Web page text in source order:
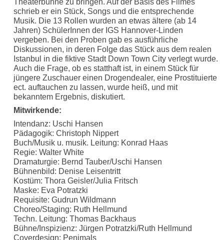
Theaterbühne zu bringen. Auf der Basis des Filmes
schrieb er ein Stück, Songs und die entsprechende
Musik. Die 13 Rollen wurden an etwas ältere (ab 14
Jahren) SchülerInnen der IGS Hannover-Linden
vergeben. Bei den Proben gab es ausführliche
Diskussionen, in deren Folge das Stück aus dem realen
Istanbul in die fiktive Stadt Down Town City verlegt wurde.
Auch die Frage, ob es statthaft ist, in einem Stück für
jüngere Zuschauer einen Drogendealer, eine Prostituierte
ect. auftauchen zu lassen, wurde heiß, und mit
bekanntem Ergebnis, diskutiert.
Mitwirkende:
Intendanz: Uschi Hansen
Pädagogik: Christoph Nippert
Buch/Musik u. musik. Leitung: Konrad Haas
Regie: Walter White
Dramaturgie: Bernd Tauber/Uschi Hansen
Bühnenbild: Denise Leisentritt
Kostüm: Thora Geisler/Julia Fritsch
Maske: Eva Potratzki
Requisite: Gudrun Wildmann
Choreo/Staging: Ruth Hellmund
Techn. Leitung: Thomas Backhaus
Bühne/Inspizienz: Jürgen Potratzki/Ruth Hellmund
Coverdesign: Penimals